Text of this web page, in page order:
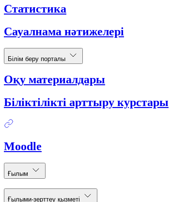
Статистика
Сауалнама нәтижелері
Білім беру порталы
Оқу материалдары
Біліктілікті арттыру курстары
Moodle
Ғылым
Ғылыми-зерттеу қызметі